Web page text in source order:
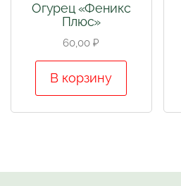
Огурец «Феникс
Плюс»
60,00₽
В корзину